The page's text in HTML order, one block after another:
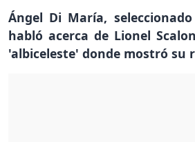
Ángel Di María,
habló acerca de Lionel
'albiceleste' donde mostró su